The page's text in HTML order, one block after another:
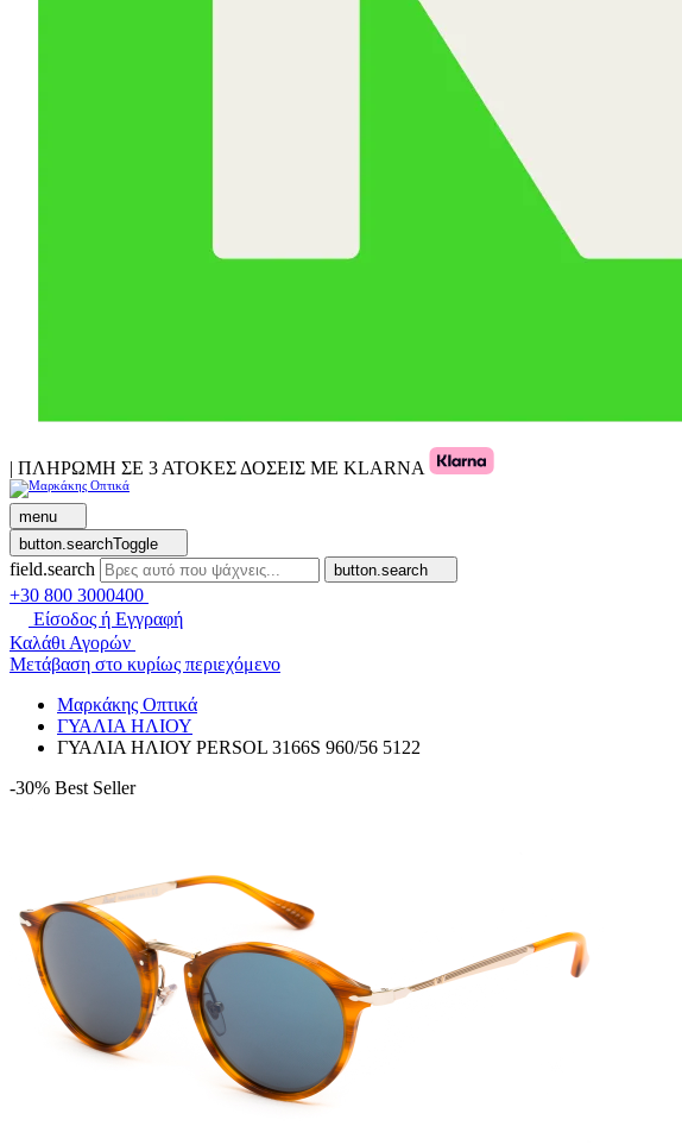
| ΠΛΗΡΩΜΗ ΣΕ 3 ΑΤΟΚΕΣ ΔΟΣΕΙΣ ΜΕ KLARNA
menu
button.searchToggle
field.search button.search
+30 800 3000400
Είσοδος ή Εγγραφή
Καλάθι Αγορών
Μετάβαση στο κυρίως περιεχόμενο
Μαρκάκης Οπτικά
ΓΥΑΛΙΑ ΗΛΙΟΥ
ΓΥΑΛΙΑ ΗΛΙΟΥ PERSOL 3166S 960/56 5122
-30% Best Seller